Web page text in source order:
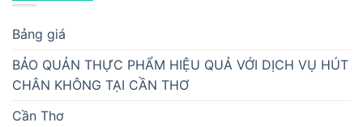
Bảng giá
BẢO QUẢN THỰC PHẨM HIỆU QUẢ VỚI DỊCH VỤ HÚT
CHÂN KHÔNG TẠI CẦN THƠ
Cần Thơ